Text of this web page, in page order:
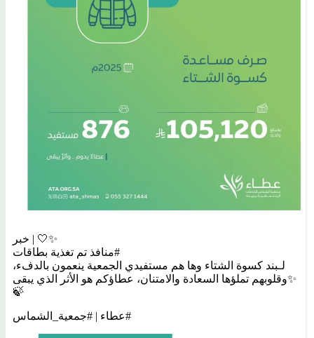
خبر | 🤍✨
‏لـبند كسوة الشتاء وها هم مستفيدي الجمعية ينعمون بالدفء،
وقلوبهم تملؤها السعادة والامتنان، عطاؤكم هو الأثر الذي يبقى✨
🍃